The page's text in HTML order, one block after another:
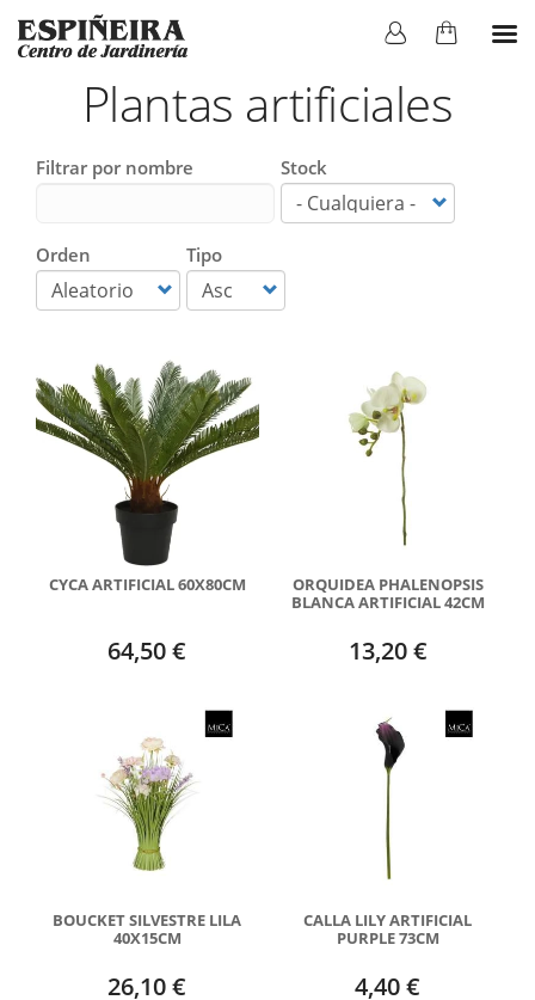
Plantas artificiales
Filtrar por nombre Stock
Orden Tipo
CYCA ARTIFICIAL 60X80CM
64,50 €
ORQUIDEA PHALENOPSIS
BLANCA ARTIFICIAL 42CM
13,20 €
BOUCKET SILVESTRE LILA
40X15CM
26,10 €
CALLA LILY ARTIFICIAL
PURPLE 73CM
4,40 €